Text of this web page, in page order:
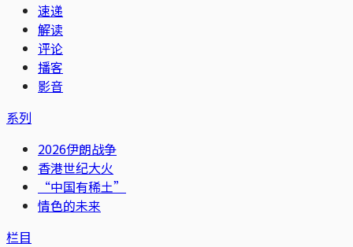
速递
解读
评论
播客
影音
系列
2026伊朗战争
香港世纪大火
“中国有稀土”
情色的未来
栏目